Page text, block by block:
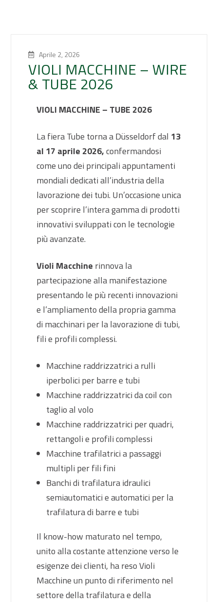
Aprile 2, 2026
VIOLI MACCHINE – WIRE
& TUBE 2026
VIOLI MACCHINE – TUBE 2026
La fiera Tube torna a Düsseldorf dal 13
al 17 aprile 2026,confermandosi
come uno dei principali appuntamenti
mondiali dedicati all’industria della
lavorazione dei tubi. Un’occasione unica
per scoprire l’intera gamma di prodotti
innovativi sviluppati con le tecnologie
più avanzate.
Violi Macchine rinnova la
partecipazione alla manifestazione
presentando le più recenti innovazioni
e l’ampliamento della propria gamma
di macchinari per la lavorazione di tubi,
fili e profili complessi.
Macchine raddrizzatrici a rulli
iperbolici per barre e tubi
Macchine raddrizzatrici da coil con
taglio al volo
Macchine raddrizzatrici per quadri,
rettangoli e profili complessi
Macchine trafilatrici a passaggi
multipli per fili fini
Banchi di trafilatura idraulici
semiautomatici e automatici per la
trafilatura di barre e tubi
Il know-how maturato nel tempo,
unito alla costante attenzione verso le
esigenze dei clienti, ha reso Violi
Macchine un punto di riferimento nel
settore della trafilatura e della